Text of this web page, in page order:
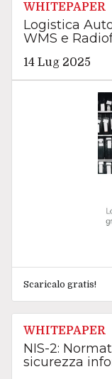
WHITEPAPER
Logistica
WMS e
14 Lug 2025
Scaricalo gratis!
WHITEPAPER
NIS-2:
sicurezza